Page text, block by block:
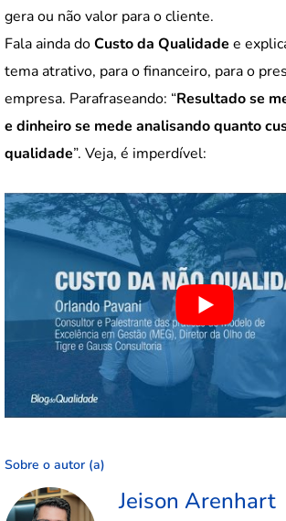
gera ou não valor para o cliente.
Fala ainda doCusto da Qualidade e
tema atrativo, para o financeiro, para o
empresa. Parafraseando: “Resultado se
e dinheiro se mede analisando quanto
qualidade”. Veja, é imperdível:
Sobre o autor (a)
Jeison Arenhart